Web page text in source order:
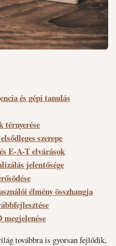
és gépi tanulás
térnyerése
szerepe
E-A-T elvárások
jelentősége
élmény összhangja
továbbra is gyorsan fejlődik,